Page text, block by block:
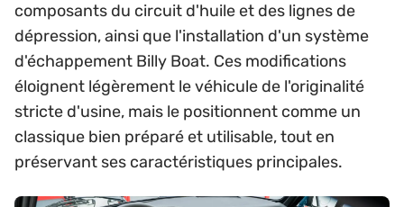
composants du circuit d'huile et des lignes de
dépression, ainsi que l'installation d'un système
d'échappement Billy Boat. Ces modifications
éloignent légèrement le véhicule de l'originalité
stricte d'usine, mais le positionnent comme un
classique bien préparé et utilisable, tout en
préservant ses caractéristiques principales.